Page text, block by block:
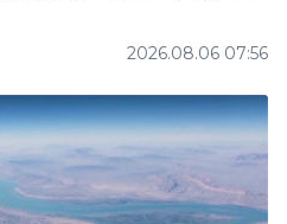
2026.08.06 07:56